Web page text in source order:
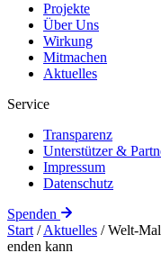
Projekte
Über Uns
Wirkung
Mitmachen
Aktuelles
Service
Transparenz
Unterstützer &
Impressum
Datenschutz
Spenden
Start / Aktuelles / Welt-
enden kann